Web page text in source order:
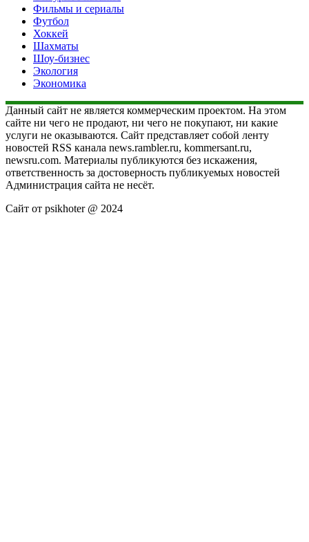
Фильмы и сериалы
Футбол
Хоккей
Шахматы
Шоу-бизнес
Экология
Экономика
Данный сайт не является коммерческим проектом. На этом
сайте ни чего не продают, ни чего не покупают, ни какие
услуги не оказываются. Сайт представляет собой ленту
новостей RSS канала news.rambler.ru, kommersant.ru,
newsru.com. Материалы публикуются без искажения,
ответственность за достоверность публикуемых новостей
Администрация сайта не несёт.
Сайт от psikhoter @ 2024